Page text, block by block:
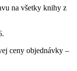
na všetky knihy z
ceny objednávky –